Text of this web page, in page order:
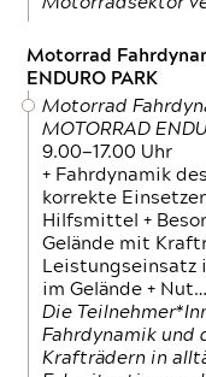
Motorrad
ENDURO PARK
Motorrad
MOTORRAD
9.00—17.00 Uhr
+ Fahrdynamik
korrekte
Hilfsmittel +
Gelände mit
Leistungseinsatz
im Gelände + Nut…
Die
Fahrdynamik und
Krafträdern in